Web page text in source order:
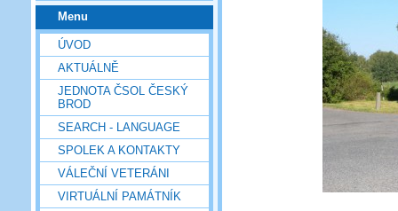
Menu
ÚVOD
AKTUÁLNĚ
JEDNOTA ČSOL ČESKÝ
BROD
SEARCH - LANGUAGE
SPOLEK A KONTAKTY
VÁLEČNÍ VETERÁNI
VIRTUÁLNÍ PAMÁTNÍK